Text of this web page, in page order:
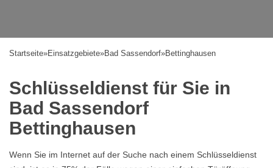
Startseite»Einsatzgebiete»Bad Sassendorf»Bettinghausen
Schlüsseldienst für Sie in
Bad Sassendorf
Bettinghausen
Wenn Sie im Internet auf der Suche nach einem Schlüsseldienst